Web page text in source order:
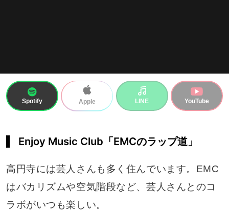
Spotify Apple LINE YouTube
Enjoy Music Club「EMCのラップ道」
高円寺には芸人さんも多く住んでいます。EMC
はバカリズムや空気階段など、芸人さんとのコ
ラボがいつも楽しい。